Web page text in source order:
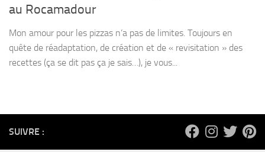
au Rocamadour
Mon amour pour les pizzas n’a pas de limites. Toujours en
quête de réadaptation, de création et de « revisitation » des
recettes (ça se dit pas ça je sais…), je vous...
SUIVRE :